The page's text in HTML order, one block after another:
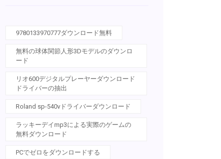
9780133970777ダウンロード無料
無料の球体関節人形3Dモデルのダウンロ
ード
リオ600デジタルプレーヤーダウンロード
ドライバーの抽出
Roland sp-540vドライバーダウンロード
ラッキーデイmp3による実際のゲームの
無料ダウンロード
PCでゼロをダウンロードする